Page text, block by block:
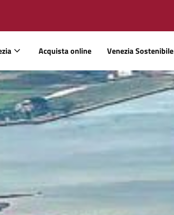
Acquista online Venezia Sostenibile